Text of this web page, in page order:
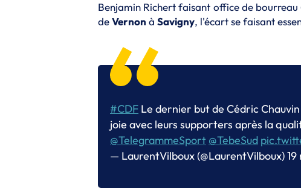
Benjamin Richert faisant office de bourreau
deVernon à Savigny, l'écart se faisant
#CDF Le dernier but de Cédric
joie avec leurs supporters après la
@TelegrammeSport @TebeSud
— LaurentVilboux (@LaurentVilboux)